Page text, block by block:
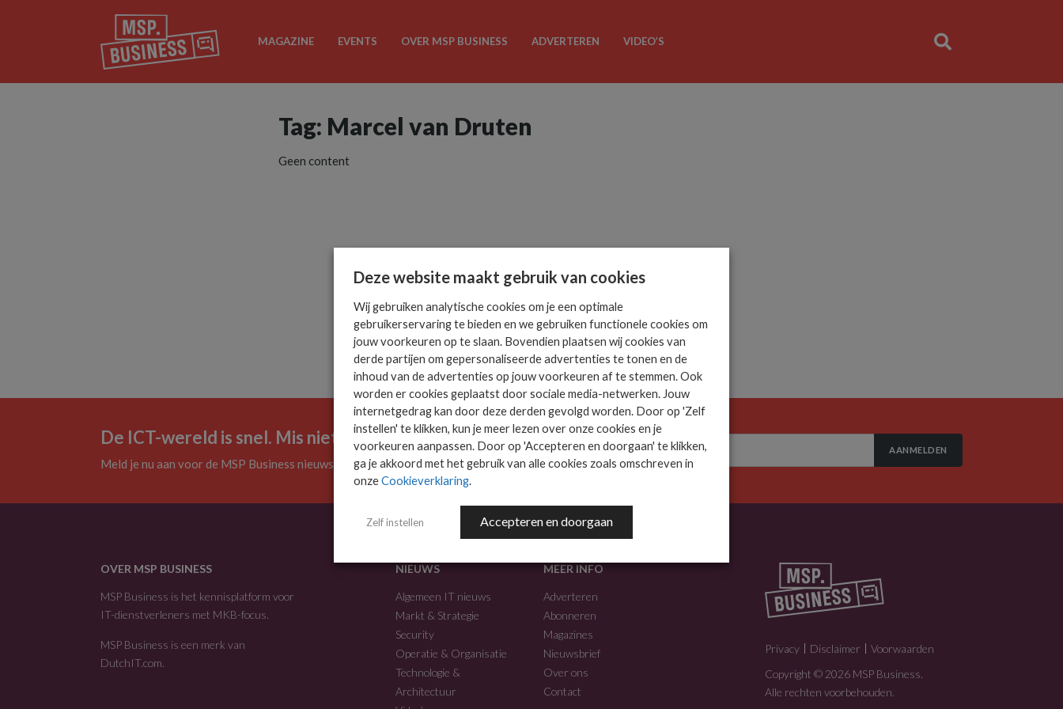
MAGAZINE EVENTS OVER MSP BUSINESS ADVERTEREN VIDEO’S
Tag: Marcel van Druten
Geen content
De ICT-wereld is snel. Mis niets.
Meld je nu aan voor de MSP Business nieuwsbrief.
AANMELDEN
OVER MSP BUSINESS
MSP Business is het kennisplatform voor
IT-dienstverleners met MKB-focus.
MSP Business is een merk van
DutchIT.com
NIEUWS
Algemeen IT nieuws
Markt & Strategie
Security
Operatie & Organisatie
Technologie &
Architectuur
MEER INFO
Adverteren
Abonneren
Magazines
Nieuwsbrief
Over ons
Contact
Privacy Disclaimer
Voorwaarden
Copyright © 2026 MSP Business.
Alle rechten voorbehouden.
Deze website maakt gebruik van cookies
Wij gebruiken analytische cookies om je een optimale
gebruikerservaring te bieden en we gebruiken functionele cookies om
jouw voorkeuren op te slaan. Bovendien plaatsen wij cookies van
derde partijen om gepersonaliseerde advertenties te tonen en de
inhoud van de advertenties op jouw voorkeuren af te stemmen. Ook
worden er cookies geplaatst door sociale media-netwerken. Jouw
internetgedrag kan door deze derden gevolgd worden. Door op 'Zelf
instellen' te klikken, kun je meer lezen over onze cookies en je
voorkeuren aanpassen. Door op 'Accepteren en doorgaan' te klikken,
ga je akkoord met het gebruik van alle cookies zoals omschreven in
onzeCookieverklaring.
Zelf instellen Accepteren en doorgaan